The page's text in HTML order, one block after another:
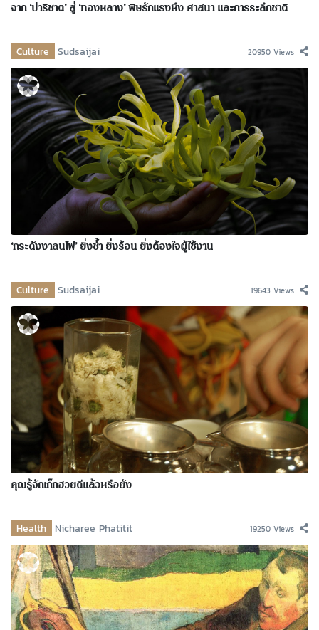
จาก ‘ปาริชาต’ สู่ ‘ทองหลาง’ พิษรักแรงหึง ศาสนา และการระลึกชาติ
Culture Sudsaijai 20950 Views
‘กระดังงาลนไฟ’ ยิ่งช้ำ ยิ่งร้อน ยิ่งต้องใจผู้ใช้งาน
Culture Sudsaijai 19643 Views
คุณรู้จักเก๊กฮวยดีแล้วหรือยัง
Health Nicharee Phatitit 19250 Views